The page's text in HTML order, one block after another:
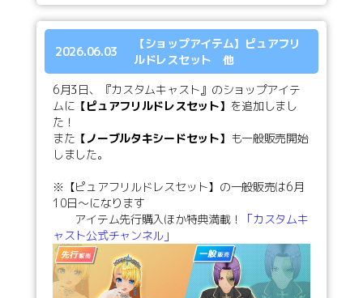
2026.06.03
【ショップアイテム】ピュアフリ
ルドレスセット 他
6月3日、『カスタムキャスト』のショップアイテ
ムに 【ピュアフリルドレスセット】 を追加しまし
た！
また 【ノーブルタキシードセット】 も一般販売開始
しました。
※【ピュアフリルドレスセット】の一般販売は6月
10日～になります
アイテム先行購入ほか特典満載！
「カスタムキ
ャスト公式チャンネル」